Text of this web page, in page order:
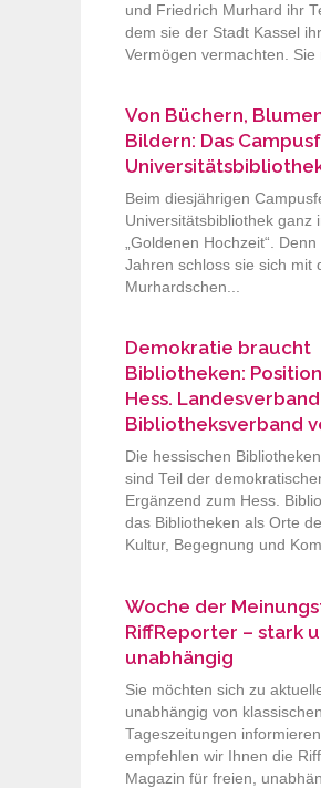
und Friedrich Murhard ihr
dem sie der Stadt Kassel
Vermögen vermachten. Sie
Von Büchern,
Bildern: Das
Beim diesjährigen
Universitätsbibliothek ganz
„Goldenen Hochzeit“.
Jahren schloss sie sich mit
Murhardschen...
Demokratie braucht
Bibliotheken:
Hess.
Bibliotheksverband
Die hessischen
sind Teil der
Ergänzend zum Hess.
das Bibliotheken als Orte
Kultur, Begegnung und
Woche der
RiffReporter – stark
unabhängig
Sie möchten sich zu
unabhängig von klassischen
Tageszeitungen
empfehlen wir Ihnen die
Magazin für freien,